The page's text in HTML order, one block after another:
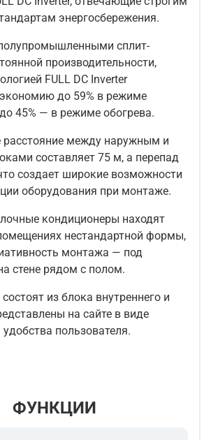
энергосбережения.
сплит-
производительности,
FULL DC Inverter
до 59% в режиме
45% — в режиме обогрева.
между наружным и
составляет 75 м, а перепад
создает широкие возможности
оборудования при монтаже.
кондиционеры находят
нестандартной формы,
монтажа — под
стене рядом с полом.
из блока внутреннего и
на сайте в виде
пользователя.
ФУНКЦИИ